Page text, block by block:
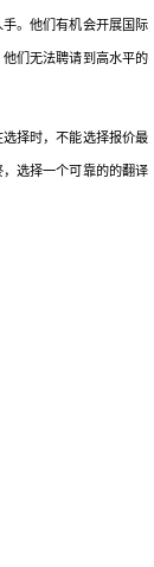
。他们有机会开展国际
们无法聘请到高水平的
择时，不能选择报价最
选择一个可靠的的翻译